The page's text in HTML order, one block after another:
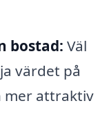
bostad: Väl
värdet på
mer attraktiv